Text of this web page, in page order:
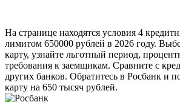
На странице находятся условия 4
лимитом 650000 рублей в 2026 году.
карту, узнайте льготный период,
требования к заемщикам. Сравните с
других банков. Обратитесь в Росбанк и
карту на 650 тысяч рублей.